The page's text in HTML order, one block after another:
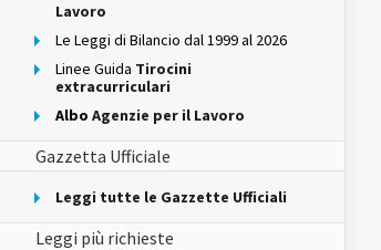
Lavoro
Le Leggi di Bilancio dal 1999 al 2026
Linee Guida Tirocini
extracurriculari
Albo Agenzie per il Lavoro
Gazzetta Ufficiale
Leggi tutte le Gazzette Ufficiali
Leggi più richieste